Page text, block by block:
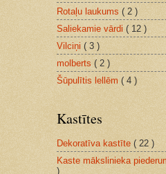
Rotaļu laukums ( 2 )
Saliekamie vārdi ( 12 )
Vilciņi ( 3 )
molberts ( 2 )
Šūpulītis lellēm ( 4 )
Kastītes
Dekoratīva kastīte ( 22 )
Kaste mākslinieka
)